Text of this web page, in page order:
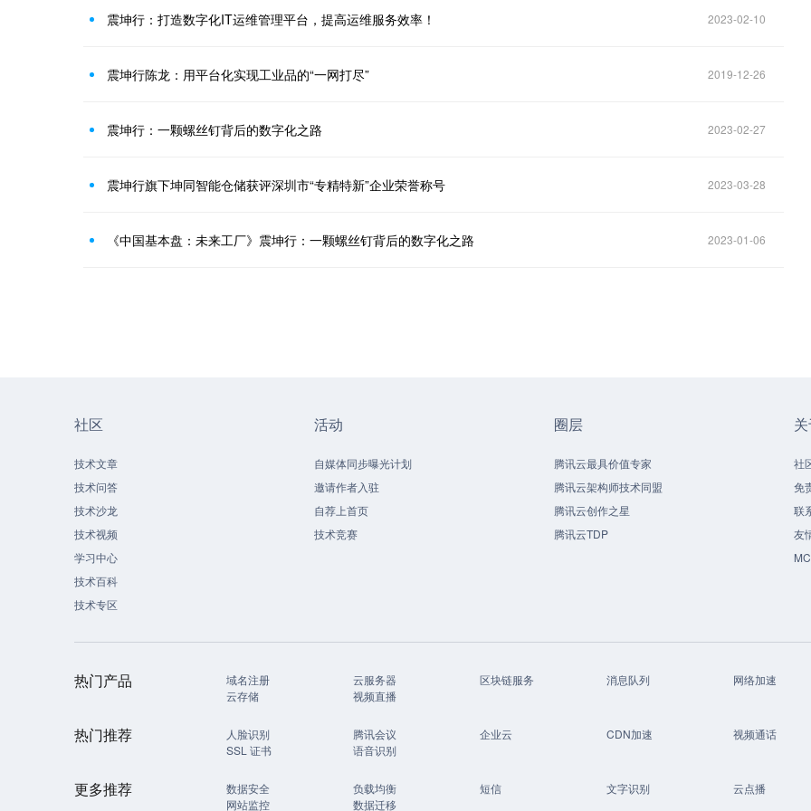
震坤行：打造数字化IT运维管理平台，提高运维服务效率！ 2023-02-10
震坤行陈龙：用平台化实现工业品的“一网打尽” 2019-12-26
震坤行：一颗螺丝钉背后的数字化之路 2023-02-27
震坤行旗下坤同智能仓储获评深圳市“专精特新”企业荣誉称号 2023-03-28
《中国基本盘：未来工厂》震坤行：一颗螺丝钉背后的数字化之路 2023-01-06
社区
技术文章
技术问答
技术沙龙
技术视频
学习中心
技术百科
技术专区
活动
自媒体同步曝光计划
邀请作者入驻
自荐上首页
技术竞赛
圈层
腾讯云最具价值专家
腾讯云架构师技术同盟
腾讯云创作之星
腾讯云TDP
社
免
联
友
热门产品 域名注册 云服务器 区块链服务 消息队列
网络加速
云存储
视频直播
热门推荐 人脸识别 腾讯会议 企业云 CDN加速
视频通话
SSL 证书
语音识别
更多推荐 数据安全 负载均衡 短信 文字识别
云点播
网站监控
数据迁移